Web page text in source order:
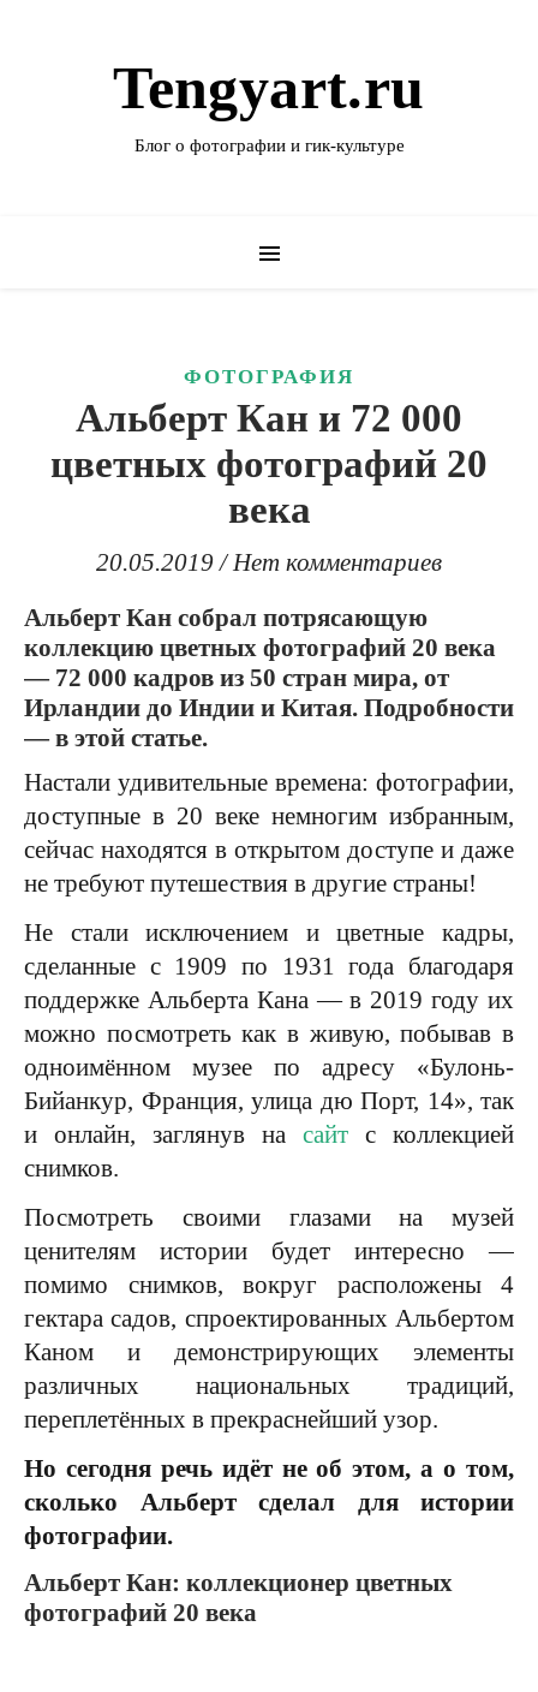
Tengyart.ru
Блог о фотографии и гик-культуре
ФОТОГРАФИЯ
Альберт Кан и 72 000
цветных фотографий 20
века
20.05.2019 / Нет комментариев
Альберт Кан собрал потрясающую
коллекцию цветных фотографий 20 века
— 72 000 кадров из 50 стран мира, от
Ирландии до Индии и Китая. Подробности
— в этой статье.
Настали удивительные времена: фотографии,
доступные в 20 веке немногим избранным,
сейчас находятся в открытом доступе и даже
не требуют путешествия в другие страны!
Не стали исключением и цветные кадры,
сделанные с 1909 по 1931 года благодаря
поддержке Альберта Кана — в 2019 году их
можно посмотреть как в живую, побывав в
одноимённом музее по адресу «Булонь-
Бийанкур, Франция, улица дю Порт, 14», так
и онлайн, заглянув на сайт с коллекцией
снимков.
Посмотреть своими глазами на музей
ценителям истории будет интересно —
помимо снимков, вокруг расположены 4
гектара садов, спроектированных Альбертом
Каном и демонстрирующих элементы
различных национальных традиций,
переплетённых в прекраснейший узор.
Но сегодня речь идёт не об этом, а о том,
сколько Альберт сделал для истории
фотографии.
Альберт Кан: коллекционер цветных
фотографий 20 века